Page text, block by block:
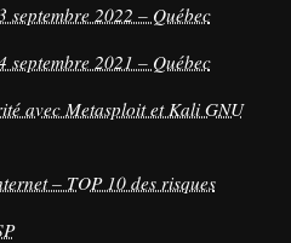
2022 – Québec
2021 – Québec
avec Metasploit et Kali GNU
– TOP 10 des risques